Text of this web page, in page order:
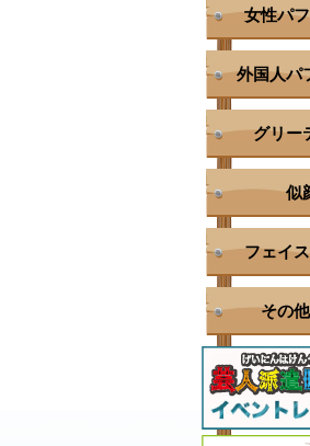
女性パ
外国人パ
グリー
似
フェイ
その